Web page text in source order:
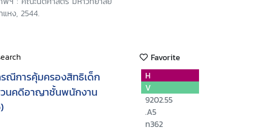
แหง, 2544.
Favorite
ณีการคุ้มครองสิทธิเด็ก
วนคดีอาญาชั้นพนักงาน
H
V
9202.55
.A5
ท362